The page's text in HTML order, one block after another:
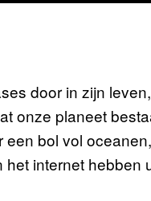
door in zijn
onze planeet
bol vol
het internet hebben